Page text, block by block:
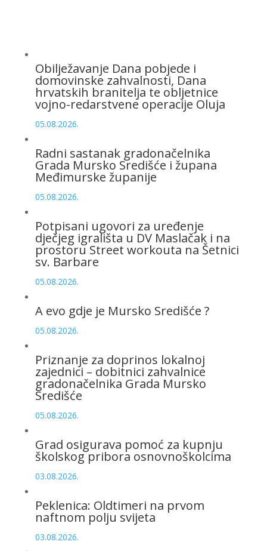
Obilježavanje Dana pobjede i
domovinske zahvalnosti, Dana
hrvatskih branitelja te obljetnice
vojno-redarstvene operacije Oluja
05.08.2026.
Radni sastanak gradonačelnika
Grada Mursko Središće i župana
Međimurske županije
05.08.2026.
Potpisani ugovori za uređenje
dječjeg igrališta u DV Maslačak i na
prostoru Street workouta na Šetnici
sv. Barbare
05.08.2026.
A evo gdje je Mursko Središće ?
05.08.2026.
Priznanje za doprinos lokalnoj
zajednici – dobitnici zahvalnice
gradonačelnika Grada Mursko
Središće
05.08.2026.
Grad osigurava pomoć za kupnju
školskog pribora osnovnoškolcima
03.08.2026.
Peklenica: Oldtimeri na prvom
naftnom polju svijeta
03.08.2026.